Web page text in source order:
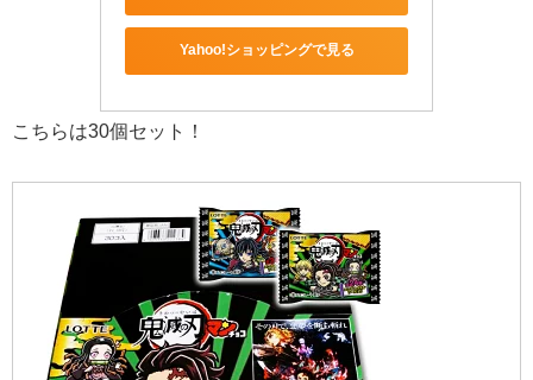
Yahoo!ショッピングで見る
こちらは30個セット！